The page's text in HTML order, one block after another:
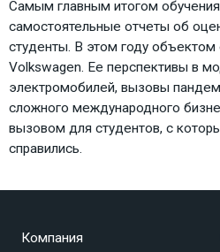
Самым главным итогом
самостоятельные отчеты об
студенты. В этом году объектом
Volkswagen. Ее перспективы в
электромобилей, вызовы
сложного международного
вызовом для студентов, с
справились.
Компания